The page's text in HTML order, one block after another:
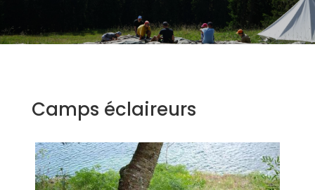
Camps éclaireurs